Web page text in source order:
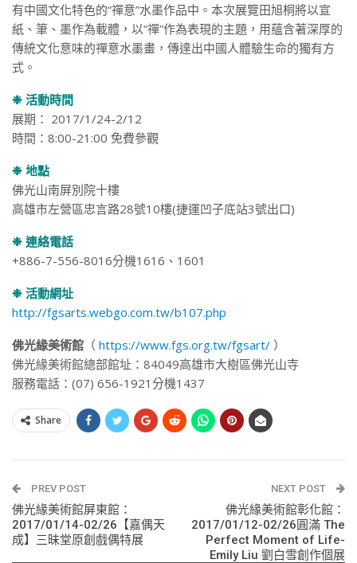
有中國文化特色的“禪意”水墨作品中。本次展覽田旭桐將以宣
紙、筆、墨作為載體，以“禪”作為表現的主題，用蘊含著深厚的
傳統文化意味的禪意水墨畫，傳達出中國人體驗生命的獨有方
式。
❉ 活動時間
展期： 2017/1/24-2/12
時間：8:00-21:00 免費參觀
❉ 地點
佛光山南屏別院十樓
高雄市左營區忠言路28號10樓(捷運凹子底站3號出口)
❉ 連絡電話
+886-7-556-8016分機1616、1601
❉ 活動網址
http://fgsarts.webgo.com.tw/b107.php
佛光緣美術館 （ https://www.fgs.org.tw/fgsart/ ）
佛光緣美術館總部館址：84049高雄市大樹區佛光山寺
服務電話：(07) 656-1921分機1437
Share
PREV POST
佛光緣美術館屏東館：
2017/01/14-02/26【嘉偶天
成】三昧堂原創戲偶特展
NEXT POST
佛光緣美術館彰化館：
2017/01/12-02/26圓滿 The
Perfect Moment of Life-
Emily Liu 劉白雪創作個展